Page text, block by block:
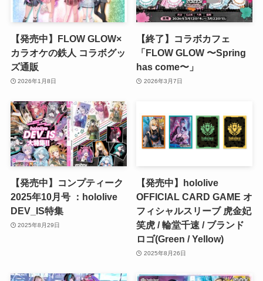
【発売中】FLOW GLOW×
カラオケの鉄人 コラボグッ
ズ通販
2026年1月8日
【終了】コラボカフェ
「FLOW GLOW 〜Spring
has come〜」
2026年3月7日
【発売中】コンプティーク
2025年10月号 ：hololive
DEV_IS特集
2025年8月29日
【発売中】hololive
OFFICIAL CARD GAME オ
フィシャルスリーブ 虎金妃
笑虎 / 輪堂千速 / ブランド
ロゴ(Green / Yellow)
2025年8月26日